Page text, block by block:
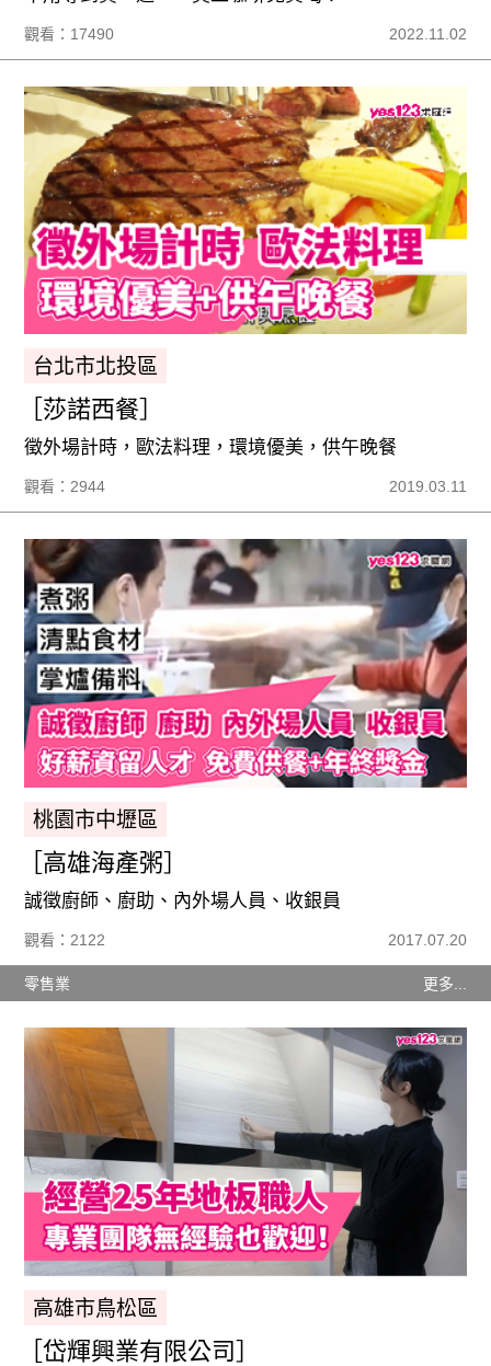
觀看：17490 2022.11.02
台北市北投區
［莎諾西餐］
徵外場計時，歐法料理，環境優美，供午晚餐
觀看：2944 2019.03.11
桃園市中壢區
［高雄海產粥］
誠徵廚師、廚助、內外場人員、收銀員
觀看：2122 2017.07.20
零售業 更多...
高雄市鳥松區
［岱輝興業有限公司］